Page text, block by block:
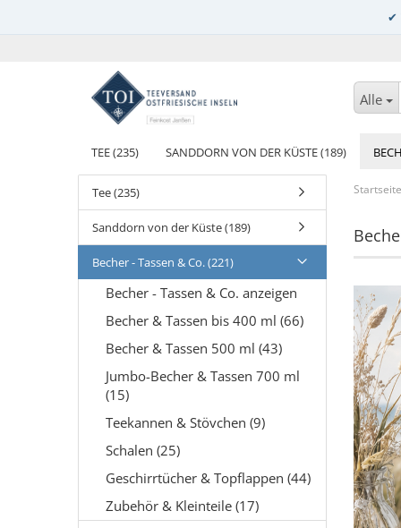
Alle
TEE (235) SANDDORN VON DER KÜSTE (189)
Startseite
Tee (235)
Sanddorn von der Küste (189)
Becher - Tassen & Co. (221)
Becher - Tassen & Co. anzeigen
Becher & Tassen bis 400 ml (66)
Becher & Tassen 500 ml (43)
Jumbo-Becher & Tassen 700 ml
(15)
Teekannen & Stövchen (9)
Schalen (25)
Geschirrtücher & Topflappen (44)
Zubehör & Kleinteile (17)